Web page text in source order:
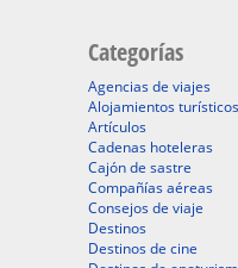
Categorías
Agencias de viajes
Alojamientos turísticos
Artículos
Cadenas hoteleras
Cajón de sastre
Compañías aéreas
Consejos de viaje
Destinos
Destinos de cine